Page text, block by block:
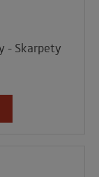
- Skarpety